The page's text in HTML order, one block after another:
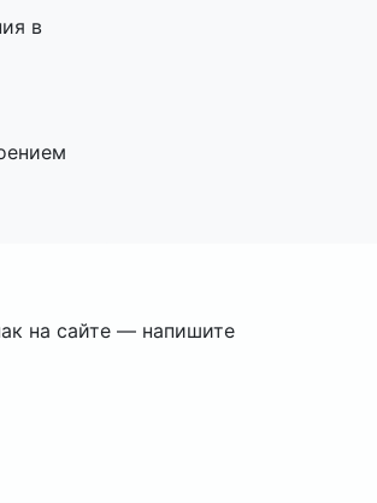
в
на сайте — напишите